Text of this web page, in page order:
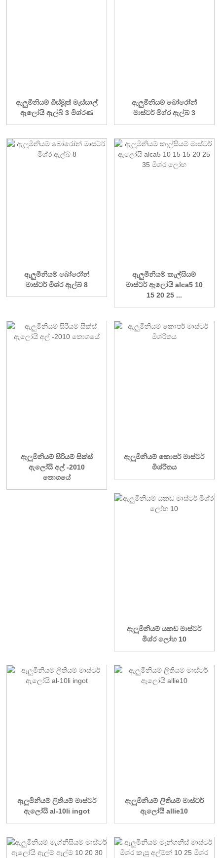
ඇලුමිනියම් බිස්මූත් මැස්සාල්
ඇලෝයි ඇල්බි 3 මිශ්රණ
ඇලුමිනියම් බෝරෝන්
මාස්ටර් මිශ්ර ඇල්බ් 3
ඇලුමිනියම් බෝරෝන්
මාස්ටර් මිශ්ර ඇල්බ් 8
ඇලුමිනියම් කැල්සියම්
මාස්ටර් ඇලෝයි alca5 10
15 20 25 ...
ඇලුමිනියම් සීරියම් සික්ස්
ඇලෝයි අල් -2010
තොගයේ
ඇලුමිනියම් කොපර් මාස්ටර්
මිශ්රිතය
ඇලුමිනියම් යකඩ මාස්ටර්
මිශ්ර ලෝහ 10
ඇලුමිනියම් ලිතියම් මාස්ටර්
ඇලෝයි al-10li ingot
ඇලුමිනියම් ලිතියම් මාස්ටර්
ඇලෝයි allie10